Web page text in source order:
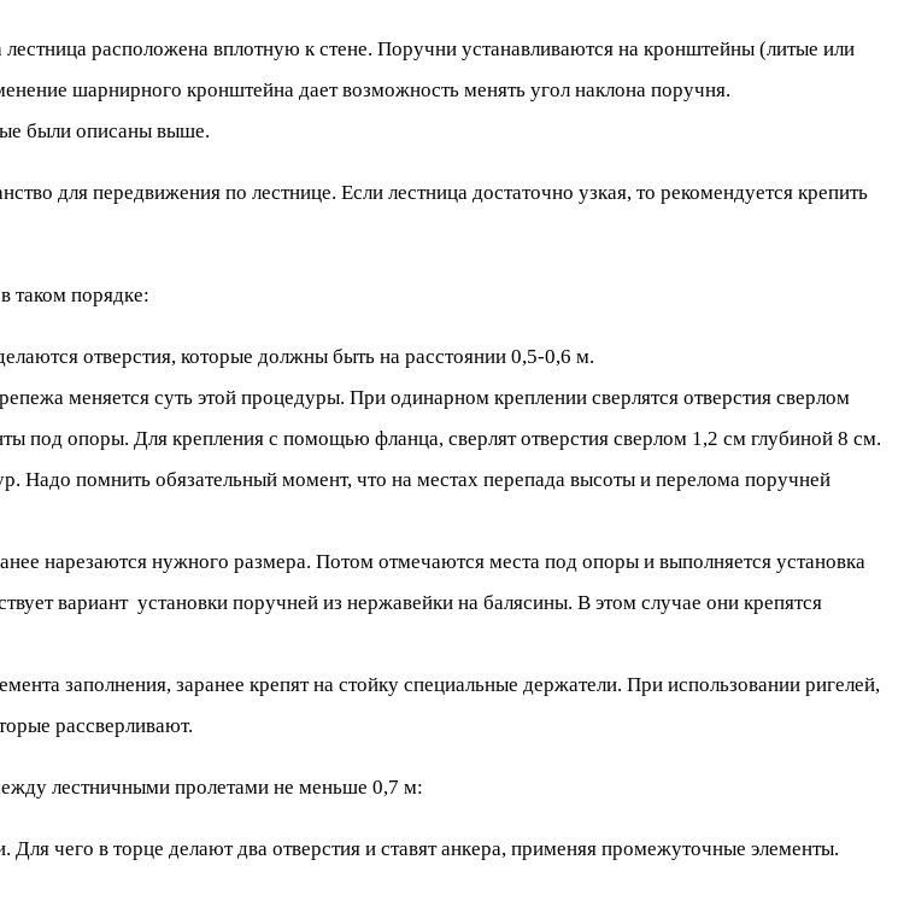
расположена вплотную к стене. Поручни устанавливаются на кронштейны (литые или
шарнирного кронштейна дает возможность менять угол наклона поручня.
были описаны выше.
для передвижения по лестнице. Если лестница достаточно узкая, то рекомендуется крепить
таком порядке:
отверстия, которые должны быть на расстоянии 0,5-0,6 м.
меняется суть этой процедуры. При одинарном креплении сверлятся отверстия сверлом
под опоры. Для крепления с помощью фланца, сверлят отверстия сверлом 1,2 см глубиной 8 см.
помнить обязательный момент, что на местах перепада высоты и перелома поручней
нарезаются нужного размера. Потом отмечаются места под опоры и выполняется установка
вариант установки поручней из нержавейки на балясины. В этом случае они крепятся
заполнения, заранее крепят на стойку специальные держатели. При использовании ригелей,
рассверливают.
лестничными пролетами не меньше 0,7 м:
чего в торце делают два отверстия и ставят анкера, применяя промежуточные элементы.